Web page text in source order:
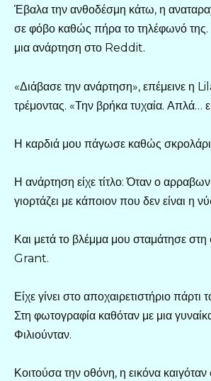
Έβαλα την ανθοδέσμη κάτω, η
σε φόβο καθώς πήρα το τηλέφωνό της.
μια ανάρτηση στο Reddit.
«Διάβασε την ανάρτηση», επέμεινε η
τρέμοντας. «Την βρήκα τυχαία. Απλά…
Η καρδιά μου πάγωσε καθώς
Η ανάρτηση είχε τίτλο: Όταν ο
γιορτάζει με κάποιον που δεν είναι η
Και μετά το βλέμμα μου σταμάτησε
Grant.
Είχε γίνει στο αποχαιρετιστήριο πάρτι
Στη φωτογραφία καθόταν με μια
Φιλιούνταν.
Κοιτούσα την οθόνη, η εικόνα